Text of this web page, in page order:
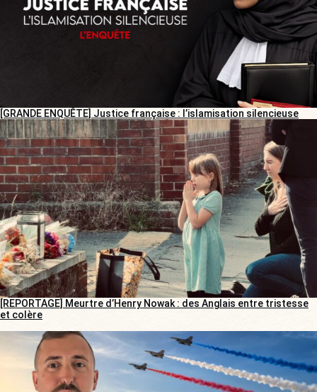
[GRANDE ENQUÊTE] Justice française : l’islamisation silencieuse
[REPORTAGE] Meurtre d’Henry Nowak : des Anglais entre tristesse
et colère